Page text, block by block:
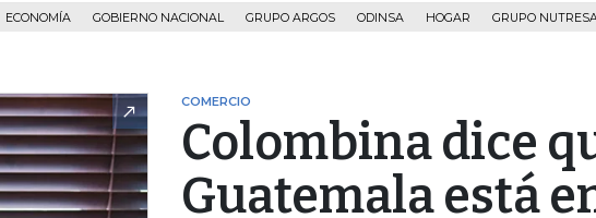
ECONOMÍA GOBIERNO NACIONAL GRUPO ARGOS ODINSA HOGAR GRUPO
COMERCIO
Colombina dice
Guatemala está